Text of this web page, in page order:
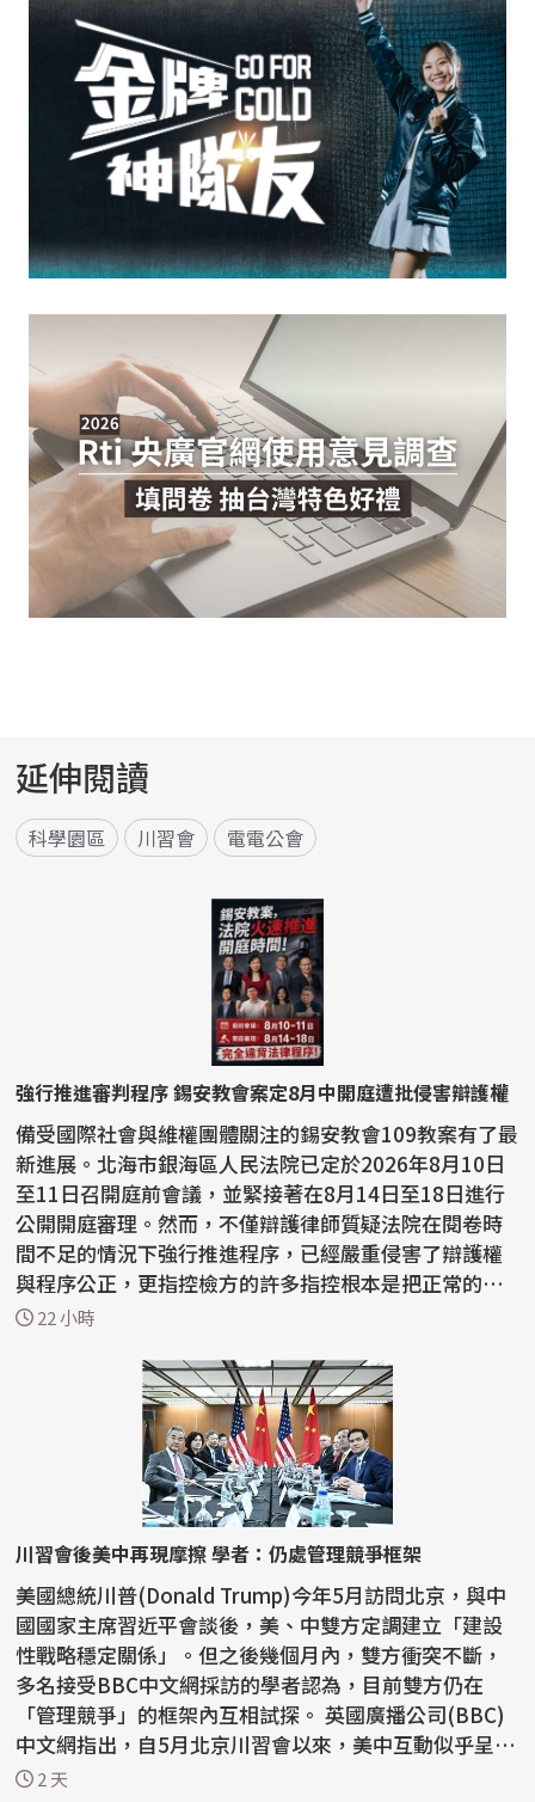
延伸閱讀
科學園區 川習會 電電公會
強行推進審判程序 錫安教會案定8月中開庭遭批侵害辯護權
備受國際社會與維權團體關注的錫安教會109教案有了最
新進展。北海市銀海區人民法院已定於2026年8月10日
至11日召開庭前會議，並緊接著在8月14日至18日進行
公開開庭審理。然而，不僅辯護律師質疑法院在閱卷時
間不足的情況下強行推進程序，已經嚴重侵害了辯護權
與程序公正，更指控檢方的許多指控根本是把正常的宗
教活動...
22 小時
川習會後美中再現摩擦 學者：仍處管理競爭框架
美國總統川普(Donald Trump)今年5月訪問北京，與中
國國家主席習近平會談後，美、中雙方定調建立「建設
性戰略穩定關係」。但之後幾個月內，雙方衝突不斷，
多名接受BBC中文網採訪的學者認為，目前雙方仍在
「管理競爭」的框架內互相試探。 英國廣播公司(BBC)
中文網指出，自5月北京川習會以來，美中互動似乎呈現
「一邊...
2 天